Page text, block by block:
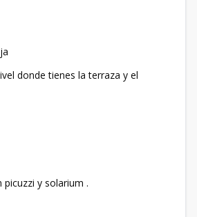
donde tienes la terraza y el
picuzzi y solarium .